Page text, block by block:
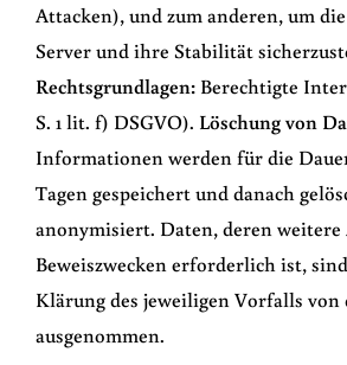
Attacken), und zum anderen, um
Server und ihre Stabilität
Rechtsgrundlagen: Berechtigte
S. 1 lit. f) DSGVO). Löschung von
Informationen werden für die
Tagen gespeichert und danach
anonymisiert. Daten, deren weitere
Beweiszwecken erforderlich ist,
Klärung des jeweiligen Vorfalls von
ausgenommen.